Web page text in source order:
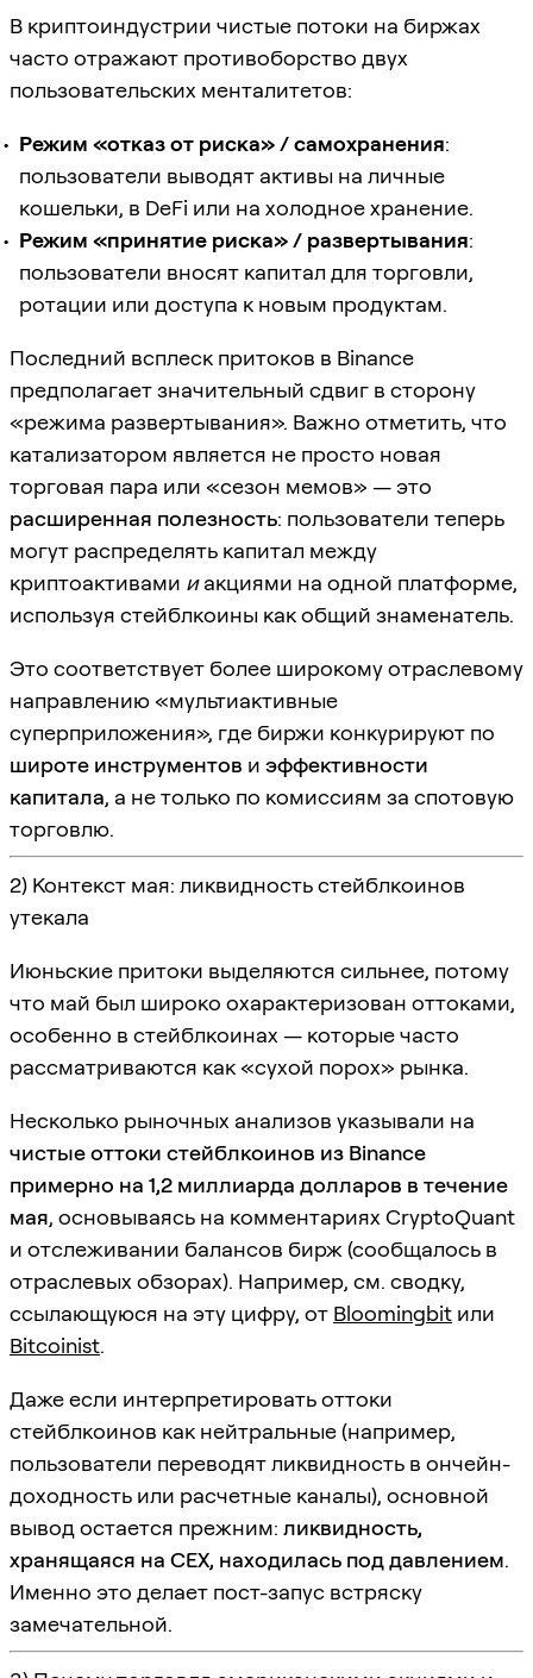
В криптоиндустрии чистые потоки на биржах
часто отражают противоборство двух
пользовательских менталитетов:
Режим «отказ от риска» / самохранения:
пользователи выводят активы на личные
кошельки, в DeFi или на холодное хранение.
Режим «принятие риска» / развертывания:
пользователи вносят капитал для торговли,
ротации или доступа к новым продуктам.
Последний всплеск притоков в Binance
предполагает значительный сдвиг в сторону
«режима развертывания». Важно отметить, что
катализатором является не просто новая
торговая пара или «сезон мемов» — это
расширенная полезность: пользователи теперь
могут распределять капитал между
криптоактивами иакциями на одной платформе,
используя стейблкоины как общий знаменатель.
Это соответствует более широкому отраслевому
направлению «мультиактивные
суперприложения», где биржи конкурируют по
широте инструментов и эффективности
капитала, а не только по комиссиям за спотовую
торговлю.
2) Контекст мая: ликвидность стейблкоинов
утекала
Июньские притоки выделяются сильнее, потому
что май был широко охарактеризован оттоками,
особенно в стейблкоинах — которые часто
рассматриваются как «сухой порох» рынка.
Несколько рыночных анализов указывали на
чистые оттоки стейблкоинов из Binance
примерно на 1,2 миллиарда долларов в течение
мая, основываясь на комментариях CryptoQuant
и отслеживании балансов бирж (сообщалось в
отраслевых обзорах). Например, см. сводку,
ссылающуюся на эту цифру, от Bloomingbit или
Bitcoinist.
Даже если интерпретировать оттоки
стейблкоинов как нейтральные (например,
пользователи переводят ликвидность в ончейн-
доходность или расчетные каналы), основной
вывод остается прежним: ликвидность,
хранящаяся на CEX, находилась под давлением.
Именно это делает пост-запус встряску
замечательной.